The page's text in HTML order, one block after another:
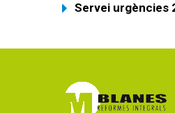
Servei urgències